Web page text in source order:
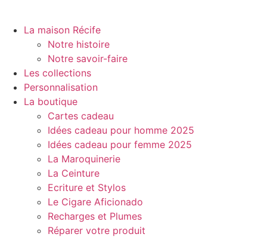
La maison Récife
Notre histoire
Notre savoir-faire
Les collections
Personnalisation
La boutique
Cartes cadeau
Idées cadeau pour homme 2025
Idées cadeau pour femme 2025
La Maroquinerie
La Ceinture
Ecriture et Stylos
Le Cigare Aficionado
Recharges et Plumes
Réparer votre produit